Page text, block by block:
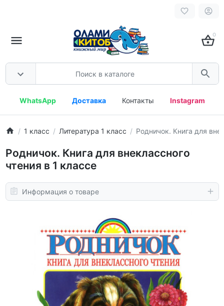
0
WhatsApp Доставка Контакты Instagram
1 класс Литература 1 класс Родничок. Книга для
Родничок. Книга для внеклассного
чтения в 1 классе
Информация о товаре